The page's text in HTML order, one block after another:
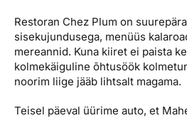
Restoran Chez Plum on
sisekujundusega, menüüs
mereannid. Kuna kiiret ei paista
kolmekäiguline õhtusöök
noorim liige jääb lihtsalt magama.
Teisel päeval üürime auto, et